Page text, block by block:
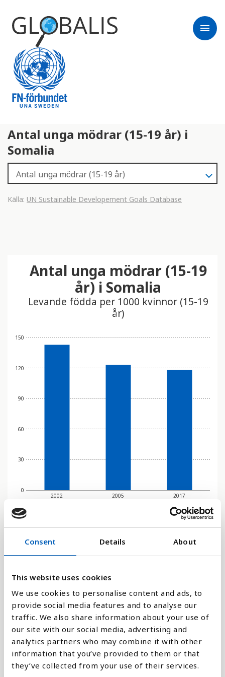
Consent Details About
This website uses cookies
We use cookies to personalise content and ads, to
provide social media features and to analyse our
traffic. We also share information about your use of
our site with our social media, advertising and
analytics partners who may combine it with other
information that you’ve provided to them or that
they’ve collected from your use of their services.
menu
Antal unga mödrar (15-19 år) i
Somalia
Källa: UN Sustainable Developement Goals Database
0
30
60
90
120
150
2002 2005 2017
Antal unga mödrar (15-19
år) i Somalia
Levande födda per 1000 kvinnor (15-19
år)
Stapeldiagram
Linje
Platt
Jämför med: